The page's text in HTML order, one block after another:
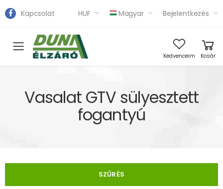
Kapcsolat HUF Magyar Bejelentkezés
Toggle mobile menu Kedvenceim Kosár
Vasalat GTV sülyesztett
fogantyú
SZŰRÉS